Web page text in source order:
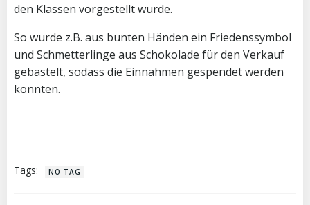
den Klassen vorgestellt wurde.
So wurde z.B. aus bunten Händen ein Friedenssymbol
und Schmetterlinge aus Schokolade für den Verkauf
gebastelt, sodass die Einnahmen gespendet werden
konnten.
Tags: NO TAG